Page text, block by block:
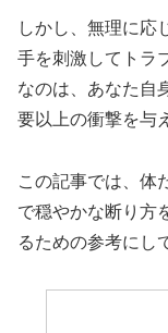
しかし、無理に応
手を刺激してトラ
なのは、あなた自
要以上の衝撃を与
この記事では、体
で穏やかな断り方
るための参考にし